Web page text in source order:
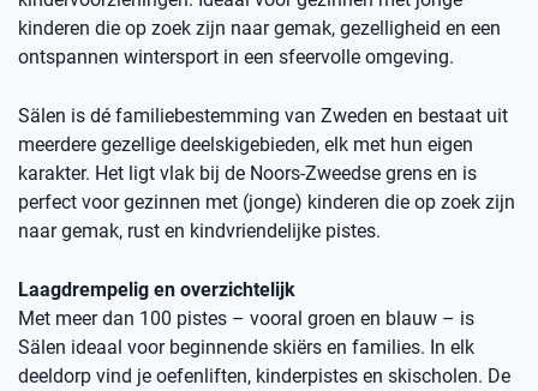
kinderen die op zoek zijn naar gemak, gezelligheid en een
ontspannen wintersport in een sfeervolle omgeving.
Sälen is dé familiebestemming van Zweden en bestaat uit
meerdere gezellige deelskigebieden, elk met hun eigen
karakter. Het ligt vlak bij de Noors-Zweedse grens en is
perfect voor gezinnen met (jonge) kinderen die op zoek zijn
naar gemak, rust en kindvriendelijke pistes.
Laagdrempelig en overzichtelijk
Met meer dan 100 pistes – vooral groen en blauw – is
Sälen ideaal voor beginnende skiërs en families. In elk
deeldorp vind je oefenliften, kinderpistes en skischolen. De